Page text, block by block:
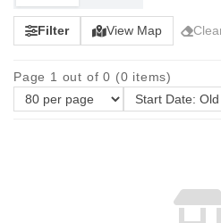
Filter View Map
Page 1 out of 0 (0 items)